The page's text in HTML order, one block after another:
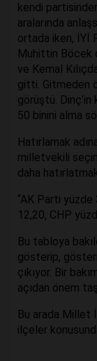
kendi
aralarında
ortada iken, İYİ
Muhittin Böcek
ve Kemal
gitti. Gitmeden
görüştü.
50 binini alma
Hatırlamak
milletvekili
daha
“AK Parti
12,20, CHP
Bu tabloya
gösterip,
çıkıyor. Bir
açıdan önem
Bu arada Millet
ilçeler